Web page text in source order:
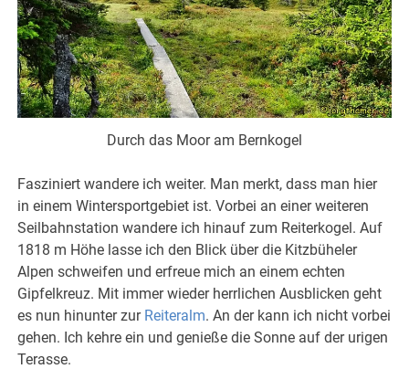
Durch das Moor am Bernkogel
Fasziniert wandere ich weiter. Man merkt, dass man hier
in einem Wintersportgebiet ist. Vorbei an einer weiteren
Seilbahnstation wandere ich hinauf zum Reiterkogel. Auf
1818 m Höhe lasse ich den Blick über die Kitzbüheler
Alpen schweifen und erfreue mich an einem echten
Gipfelkreuz. Mit immer wieder herrlichen Ausblicken geht
es nun hinunter zur Reiteralm. An der kann ich nicht vorbei
gehen. Ich kehre ein und genieße die Sonne auf der urigen
Terasse.